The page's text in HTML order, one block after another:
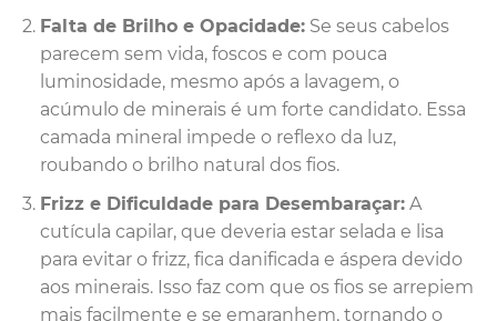
Falta de Brilho e Opacidade:Se seus cabelos
parecem sem vida, foscos e com pouca
luminosidade, mesmo após a lavagem, o
acúmulo de minerais é um forte candidato. Essa
camada mineral impede o reflexo da luz,
roubando o brilho natural dos fios.
Frizz e Dificuldade para Desembaraçar:A
cutícula capilar, que deveria estar selada e lisa
para evitar o frizz, fica danificada e áspera devido
aos minerais. Isso faz com que os fios se arrepiem
mais facilmente e se emaranhem, tornando o